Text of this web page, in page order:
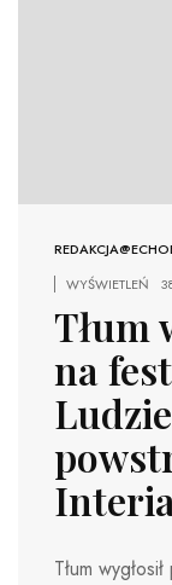
WYŚWIETLEŃ
Tłum
na
Tłum